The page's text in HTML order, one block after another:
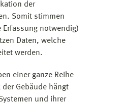
der
Somit stimmen
Erfassung notwendig)
Daten, welche
werden.
einer ganze Reihe
Gebäude hängt
und ihrer